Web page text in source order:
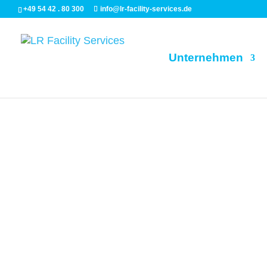
+49 54 42 . 80 300 info@lr-facility-services.de
Unternehmen